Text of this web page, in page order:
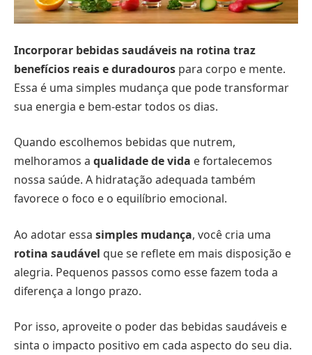
Incorporar bebidas saudáveis na rotina traz
benefícios reais e duradouros para corpo e mente.
Essa é uma simples mudança que pode transformar
sua energia e bem-estar todos os dias.
Quando escolhemos bebidas que nutrem,
melhoramos a qualidade de vida e fortalecemos
nossa saúde. A hidratação adequada também
favorece o foco e o equilíbrio emocional.
Ao adotar essa simples mudança, você cria uma
rotina saudável que se reflete em mais disposição e
alegria. Pequenos passos como esse fazem toda a
diferença a longo prazo.
Por isso, aproveite o poder das bebidas saudáveis e
sinta o impacto positivo em cada aspecto do seu dia.